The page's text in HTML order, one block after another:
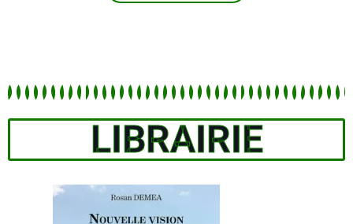
LIBRAIRIE